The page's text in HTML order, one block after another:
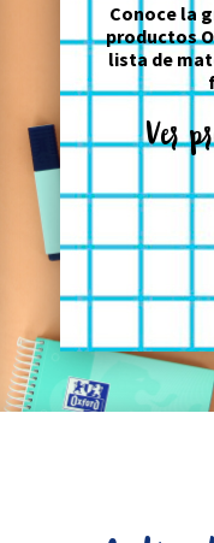
Conoce la
productos
lista de
Ver